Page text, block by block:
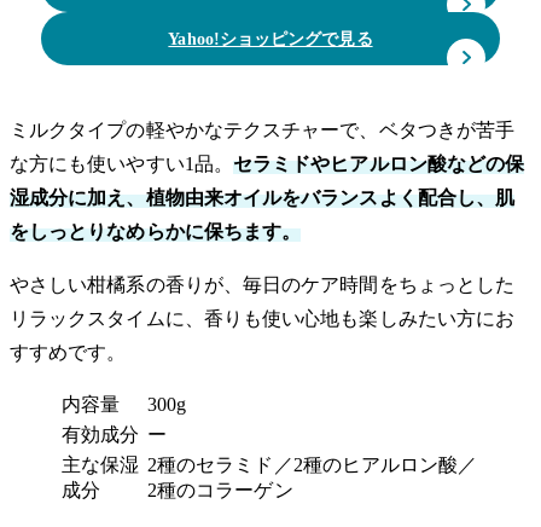
Yahoo!ショッピングで見る
ミルクタイプの軽やかなテクスチャーで、ベタつきが苦手
な方にも使いやすい1品。 セラミドやヒアルロン酸などの保
湿成分に加え、植物由来オイルをバランスよく配合し、肌
をしっとりなめらかに保ちます。
やさしい柑橘系の香りが、毎日のケア時間をちょっとした
リラックスタイムに、香りも使い心地も楽しみたい方にお
すすめです。
内容量
300g
有効成分 ー
主な保湿
成分
2種のセラミド／2種のヒアルロン酸／
2種のコラーゲン